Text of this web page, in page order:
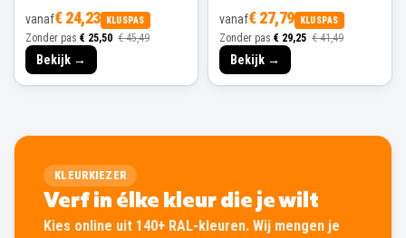
vanaf€ 24,23 KLUSPAS
Zonder pas € 25,50 € 45,49
Bekijk →
vanaf€ 27,79 KLUSPAS
Zonder pas € 29,25 € 41,49
Bekijk →
KLEURKIEZER
Verf in élke kleur die je wilt
Kies online uit 140+ RAL-kleuren. Wij mengen je